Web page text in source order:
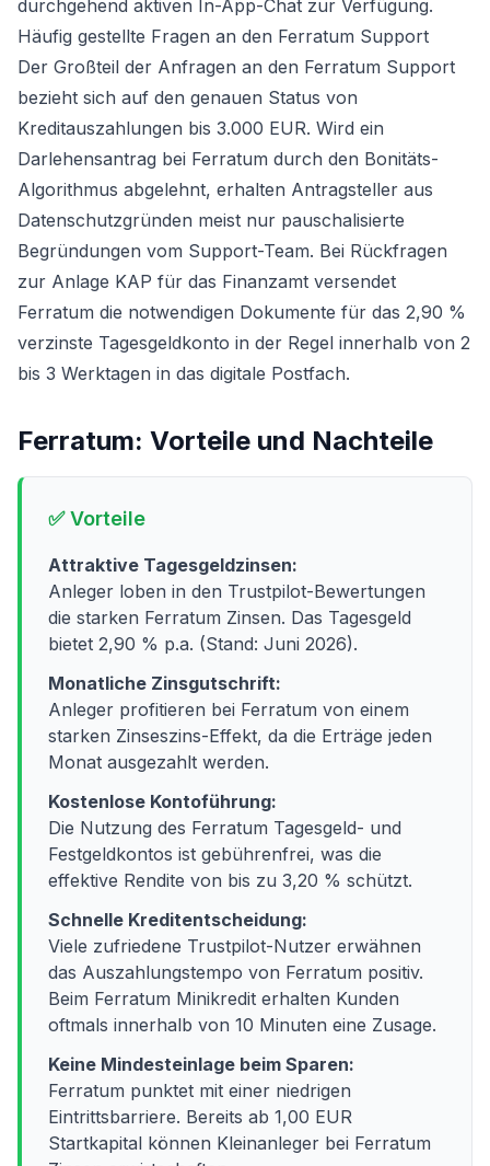
durchgehend aktiven In-App-Chat zur Verfügung.
Häufig gestellte Fragen an den Ferratum Support
Der Großteil der Anfragen an den Ferratum Support
bezieht sich auf den genauen Status von
Kreditauszahlungen bis 3.000 EUR. Wird ein
Darlehensantrag bei Ferratum durch den Bonitäts-
Algorithmus abgelehnt, erhalten Antragsteller aus
Datenschutzgründen meist nur pauschalisierte
Begründungen vom Support-Team. Bei Rückfragen
zur Anlage KAP für das Finanzamt versendet
Ferratum die notwendigen Dokumente für das 2,90 %
verzinste Tagesgeldkonto in der Regel innerhalb von 2
bis 3 Werktagen in das digitale Postfach.
Ferratum: Vorteile und Nachteile
✅ Vorteile
Attraktive Tagesgeldzinsen:
Anleger loben in den Trustpilot-Bewertungen
die starken Ferratum Zinsen. Das Tagesgeld
bietet 2,90 % p.a. (Stand: Juni 2026).
Monatliche Zinsgutschrift:
Anleger profitieren bei Ferratum von einem
starken Zinseszins-Effekt, da die Erträge jeden
Monat ausgezahlt werden.
Kostenlose Kontoführung:
Die Nutzung des Ferratum Tagesgeld- und
Festgeldkontos ist gebührenfrei, was die
effektive Rendite von bis zu 3,20 % schützt.
Schnelle Kreditentscheidung:
Viele zufriedene Trustpilot-Nutzer erwähnen
das Auszahlungstempo von Ferratum positiv.
Beim Ferratum Minikredit erhalten Kunden
oftmals innerhalb von 10 Minuten eine Zusage.
Keine Mindesteinlage beim Sparen:
Ferratum punktet mit einer niedrigen
Eintrittsbarriere. Bereits ab 1,00 EUR
Startkapital können Kleinanleger bei Ferratum